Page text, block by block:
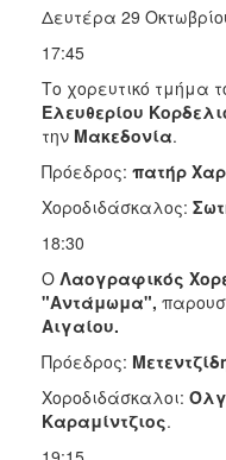
Δευτέρα 29
17:45
Το χορευτικό τμήμα
Ελευθερίου
την Μακεδονία.
Πρόεδρος: πατήρ
Χοροδιδάσκαλος:
18:30
Ο Λαογραφικός
"Αντάμωμα",
Αιγαίου.
Πρόεδρος:
Χοροδιδάσκαλοι:
Καραμίντζιος.